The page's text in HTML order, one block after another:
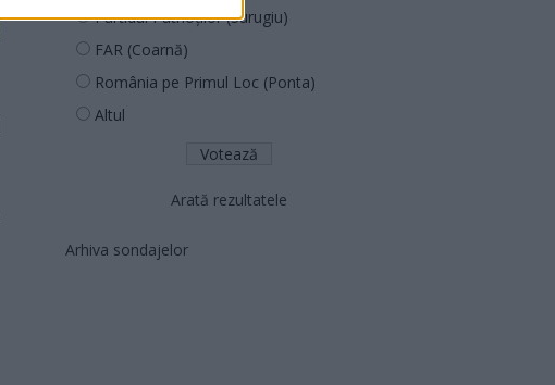
Partidul Patrioților (Surugiu)
FAR (Coarnă)
România pe Primul Loc (Ponta)
Altul
Arată rezultatele
Arhiva sondajelor